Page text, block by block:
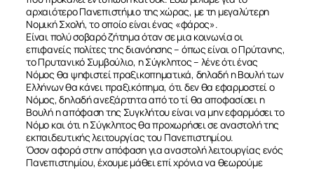
αρχαιότερο Πανεπιστήμιο της χώρας, με τη μεγαλύτερη
Νομική Σχολή, το οποίο είναι ένας «φάρος».
Είναι πολύ σοβαρό ζήτημα όταν σε μια κοινωνία οι
επιφανείς πολίτες της διανόησης – όπως είναι ο Πρύτανης,
το Πρυτανικό Συμβούλιο, η Σύγκλητος – λένε ότι ένας
Νόμος θα ψηφιστεί πραξικοπηματικά, δηλαδή η Βουλή των
Ελλήνων θα κάνει πραξικόπημα, ότι δεν θα εφαρμοστεί ο
Νόμος, δηλαδή ανεξάρτητα από το τί θα αποφασίσει η
Βουλή η απόφαση της Συγκλήτου είναι να μην εφαρμόσει το
Νόμο και ότι η Σύγκλητος θα προχωρήσει σε αναστολή της
εκπαιδευτικής λειτουργίας του Πανεπιστημίου.
Όσον αφορά στην απόφαση για αναστολή λειτουργίας ενός
Πανεπιστημίου, έχουμε μάθει επί χρόνια να θεωρούμε